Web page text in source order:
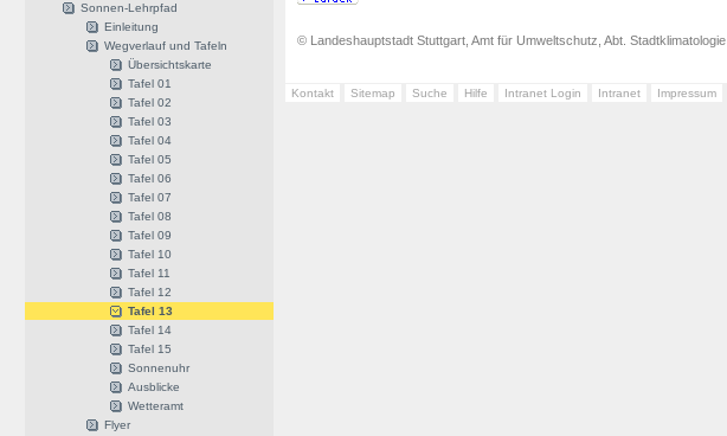
Sonnen-Lehrpfad
Einleitung
Wegverlauf und Tafeln
Übersichtskarte
Tafel 01
Tafel 02
Tafel 03
Tafel 04
Tafel 05
Tafel 06
Tafel 07
Tafel 08
Tafel 09
Tafel 10
Tafel 11
Tafel 12
Tafel 13
Tafel 14
Tafel 15
Sonnenuhr
Ausblicke
Wetteramt
Flyer
© Landeshauptstadt Stuttgart, Amt für Umweltschutz, Abt. Stadtklimatologie
Kontakt Sitemap Suche Hilfe Intranet Login Intranet Impressum